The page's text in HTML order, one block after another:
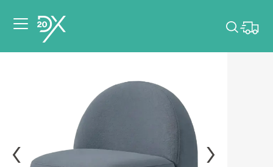
dates de votre
événement.
Choisir mes dates